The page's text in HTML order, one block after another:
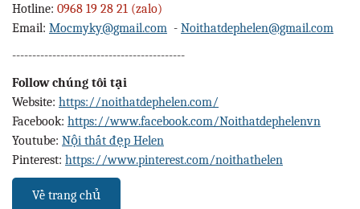
Hotline: 0968 19 28 21 (zalo)
Email: Mocmyky@gmail.com - Noithatdephelen@gmail.com
-------------------------------------------
Follow chúng tôi tại
Website: https://noithatdephelen.com/
Facebook: https://www.facebook.com/Noithatdephelenvn
Youtube: Nội thất đẹp Helen
Pinterest: https://www.pinterest.com/noithathelen
Về trang chủ